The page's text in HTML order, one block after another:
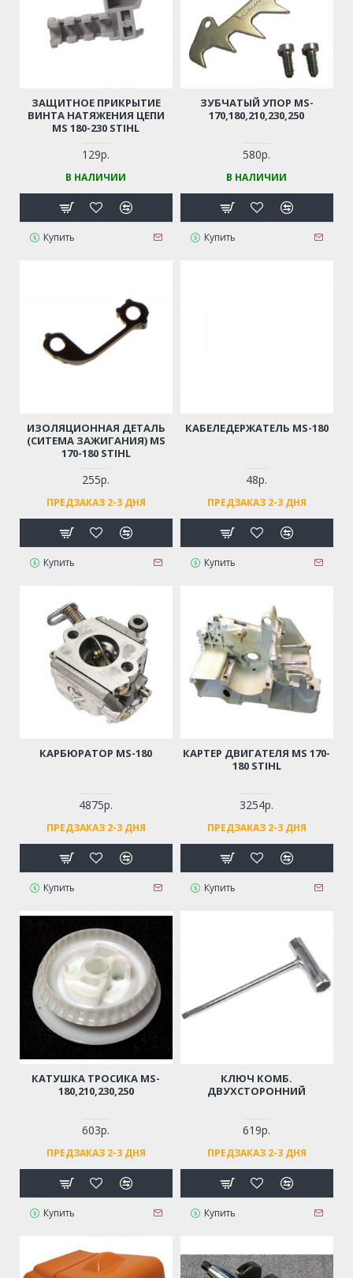
ЗАЩИТНОЕ ПРИКРЫТИЕ
ВИНТА НАТЯЖЕНИЯ ЦЕПИ
MS 180-230 STIHL
129р.
В НАЛИЧИИ
Купить
ЗУБЧАТЫЙ УПОР MS-
170,180,210,230,250
580р.
В НАЛИЧИИ
Купить
ИЗОЛЯЦИОННАЯ ДЕТАЛЬ
(СИТЕМА ЗАЖИГАНИЯ) MS
170-180 STIHL
255р.
ПРЕДЗАКАЗ 2-3 ДНЯ
Купить
КАБЕЛЕДЕРЖАТЕЛЬ MS-180
48р.
ПРЕДЗАКАЗ 2-3 ДНЯ
Купить
КАРБЮРАТОР MS-180
4875р.
ПРЕДЗАКАЗ 2-3 ДНЯ
Купить
КАРТЕР ДВИГАТЕЛЯ MS 170-
180 STIHL
3254р.
ПРЕДЗАКАЗ 2-3 ДНЯ
Купить
КАТУШКА ТРОСИКА MS-
180,210,230,250
603р.
ПРЕДЗАКАЗ 2-3 ДНЯ
Купить
КЛЮЧ КОМБ.
ДВУХСТОРОННИЙ
619р.
ПРЕДЗАКАЗ 2-3 ДНЯ
Купить